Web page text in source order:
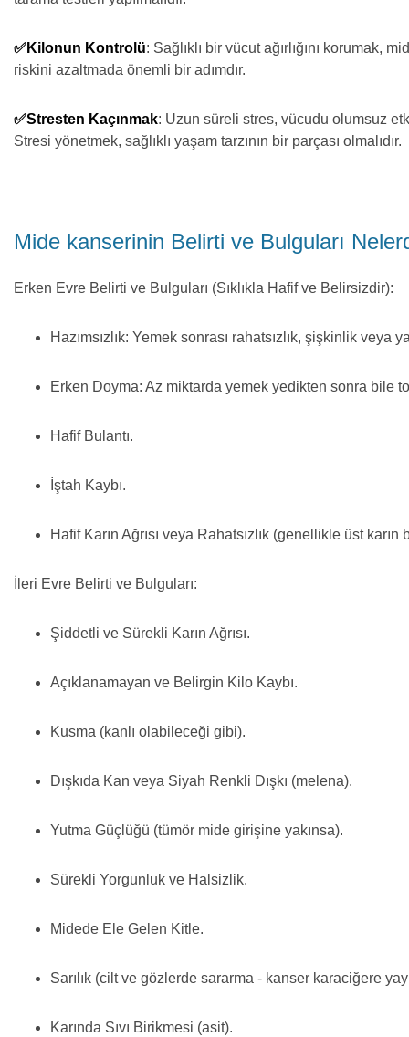
✅Kilonun Kontrolü: Sağlıklı bir vücut ağırlığını korumak,
riskini azaltmada önemli bir adımdır.
✅Stresten Kaçınmak: Uzun süreli stres, vücudu olumsuz
Stresi yönetmek, sağlıklı yaşam tarzının bir parçası olmalıdır.
Mide kanserinin Belirti ve Bulguları
Erken Evre Belirti ve Bulguları (Sıklıkla Hafif ve Belirsizdir):
Hazımsızlık: Yemek sonrası rahatsızlık, şişkinlik veya
Erken Doyma: Az miktarda yemek yedikten sonra bile
Hafif Bulantı.
İştah Kaybı.
Hafif Karın Ağrısı veya Rahatsızlık (genellikle üst karın
İleri Evre Belirti ve Bulguları:
Şiddetli ve Sürekli Karın Ağrısı.
Açıklanamayan ve Belirgin Kilo Kaybı.
Kusma (kanlı olabileceği gibi).
Dışkıda Kan veya Siyah Renkli Dışkı (melena).
Yutma Güçlüğü (tümör mide girişine yakınsa).
Sürekli Yorgunluk ve Halsizlik.
Midede Ele Gelen Kitle.
Sarılık (cilt ve gözlerde sararma - kanser karaciğere
Karında Sıvı Birikmesi (asit).